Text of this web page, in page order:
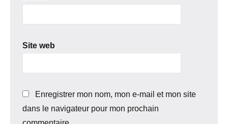
Site web
Enregistrer mon nom, mon e-mail et mon site
dans le navigateur pour mon prochain